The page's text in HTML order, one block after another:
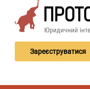
Зареєструватися